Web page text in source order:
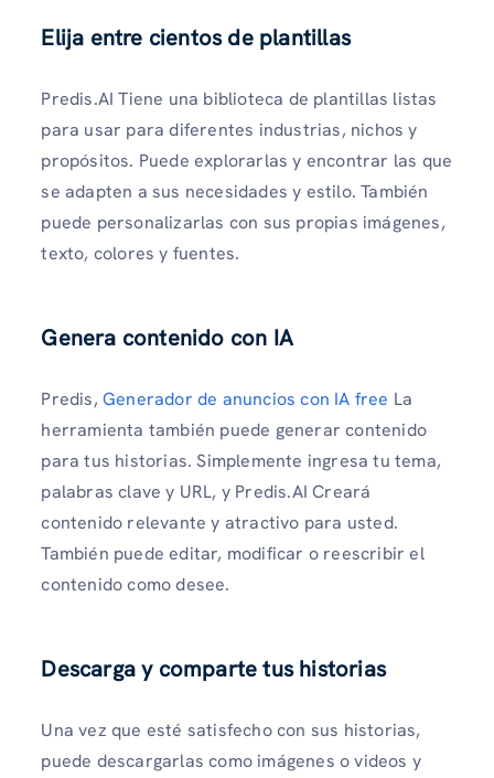
Elija entre cientos de plantillas
Predis.AI Tiene una biblioteca de plantillas listas
para usar para diferentes industrias, nichos y
propósitos. Puede explorarlas y encontrar las que
se adapten a sus necesidades y estilo. También
puede personalizarlas con sus propias imágenes,
texto, colores y fuentes.
Genera contenido con IA
Predis, Generador de anuncios con IA free La
herramienta también puede generar contenido
para tus historias. Simplemente ingresa tu tema,
palabras clave y URL, y Predis.AI Creará
contenido relevante y atractivo para usted.
También puede editar, modificar o reescribir el
contenido como desee.
Descarga y comparte tus historias
Una vez que esté satisfecho con sus historias,
puede descargarlas como imágenes o videos y